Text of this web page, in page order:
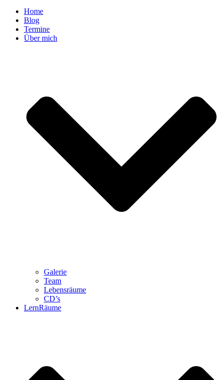
Home
Blog
Termine
Über mich
Galerie
Team
Lebensräume
CD’s
LernRäume